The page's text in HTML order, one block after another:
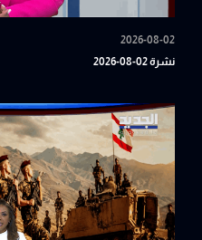
2026-08-02
نشرة 02-08-2026